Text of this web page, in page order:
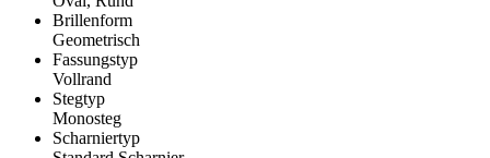
Brillenform
Geometrisch
Fassungstyp
Vollrand
Stegtyp
Monosteg
Scharniertyp